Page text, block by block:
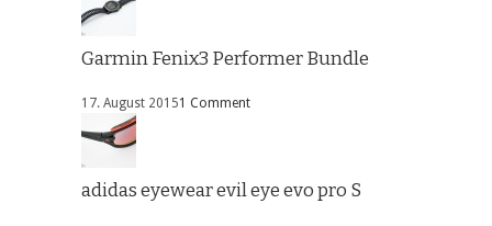
Garmin Fenix3 Performer Bundle
17. August 20151 Comment
adidas eyewear evil eye evo pro S